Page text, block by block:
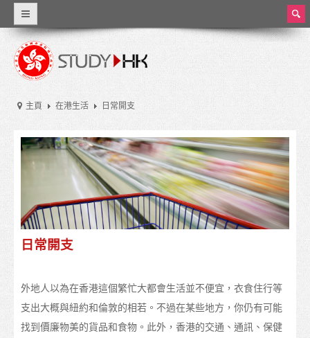
為甚麼選擇香港
世界級教育
香港教育
香港的教育制度
學費和生活費
獎學金
大學和高等教育
課程名單
ear
ch
主頁 在港生活 日常開支
日常開支
外地人以為在香港這個繁忙大都會生活並不便宜，衣食住行等
支出大概與紐約和倫敦的相若。不過在某些地方，你仍有可能
找到價廉物美的貨品和食物。此外，香港的交通、通訊、保健